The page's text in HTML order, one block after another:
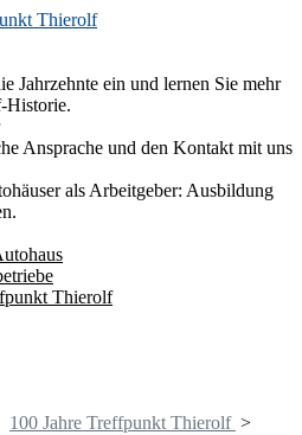
Thierolf
Jahrzehnte ein und lernen Sie mehr
Historie.
Ansprache und den Kontakt mit uns
als Arbeitgeber: Ausbildung
Thierolf
100 Jahre Treffpunkt Thierolf >